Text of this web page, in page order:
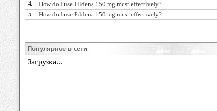
4. How do I use Fildena 150 mg most effectively?
5. How do I use Fildena 150 mg most effectively?
Популярное в сети